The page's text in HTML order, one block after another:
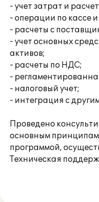
- учет затрат и
- операции по кассе
- расчеты с
- учет основных
активов;
- расчеты по НДС;
-
- налоговый учет;
- интеграция с
Проведено
основным
программой,
Техническая